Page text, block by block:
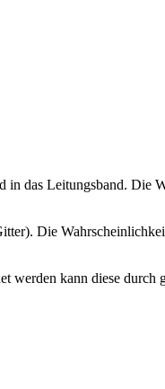
das Leitungsband. Die
Die
werden kann diese durch